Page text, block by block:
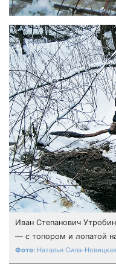
Иван Степанович
— с топором и лопатой
Наталья Сила-Новицкая